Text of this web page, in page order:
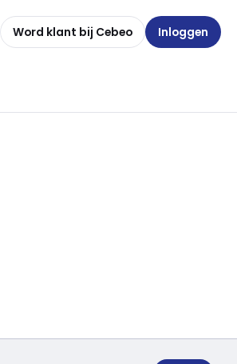
Word klant bij Cebeo Inloggen